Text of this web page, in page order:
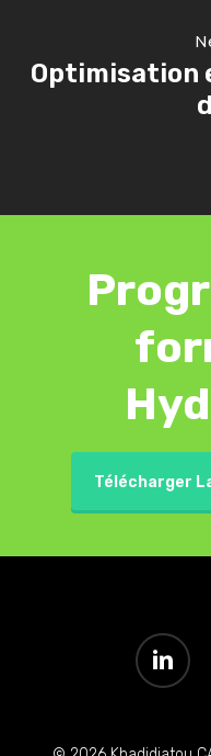
Optimisation
Télécharger
linkedin